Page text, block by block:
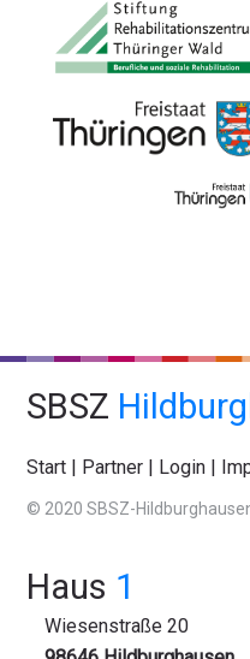
SBSZ
Start | Partner | Login |
© 2020 SBSZ-
Haus 1
Wiesenstraße 20